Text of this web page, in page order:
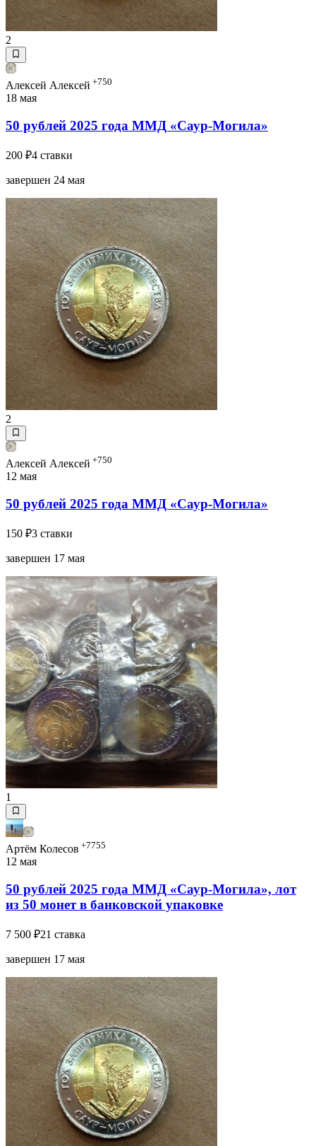
2
Алексей Алексей +750
18 мая
50 рублей 2025 года ММД «Саур-Могила»
200 ₽4 ставки
завершен 24 мая
2
Алексей Алексей +750
12 мая
50 рублей 2025 года ММД «Саур-Могила»
150 ₽3 ставки
завершен 17 мая
1
Артём Колесов +7755
12 мая
50 рублей 2025 года ММД «Саур-Могила», лот
из 50 монет в банковской упаковке
7 500 ₽21 ставка
завершен 17 мая